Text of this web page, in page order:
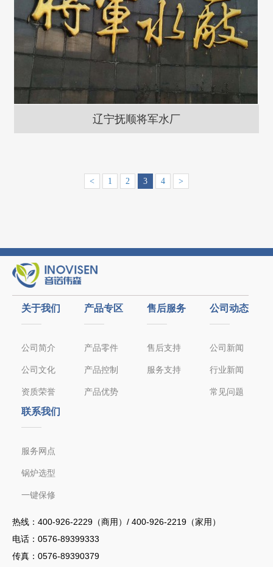
辽宁抚顺将军水厂
< 1 2 3 4 >
关于我们
公司简介
公司文化
资质荣誉
产品专区
产品零件
产品控制
产品优势
售后服务
售后支持
服务支持
公司动态
公司新闻
行业新闻
常见问题
联系我们
服务网点
锅炉选型
一键保修
热线： 400-926-2229（商用）/ 400-926-2219（家用）
电话： 0576-89399333
传真：0576-89390379